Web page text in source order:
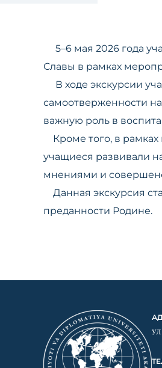
5–6 мая 2026 года
Славы в рамках
В ходе экскурсии
самоотверженности
важную роль в
Кроме того, в рамках
учащиеся развивали
мнениями и
Данная экскурсия
преданности Родине.